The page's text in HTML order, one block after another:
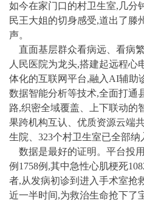
如今在家门口的村卫生室,几分
民王大姐的切身感受,道出了滕
声。
直面基层群众看病远、看病
人民医院为龙头,搭建起远程心
体化的互联网平台,融入AI辅助
数据智能分析等技术,全面打通
路,织密全域覆盖、上下联动的
果跨机构互认、优质资源云端
生院、323个村卫生室已全部纳
数据是最好的证明。平台投
例1758例,其中急性心肌梗死
者,从发病初诊到进入手术室抢
近一半时间,为救治生命抢下了